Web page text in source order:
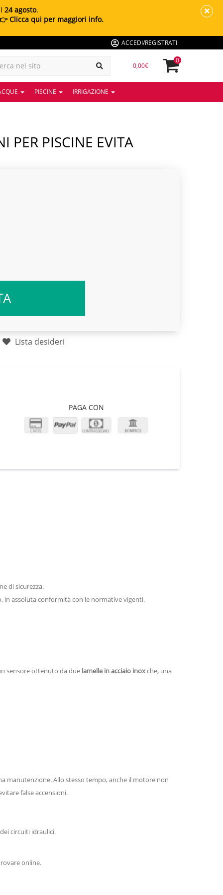
24 agosto.
Clicca qui per maggiori info.
ACCEDI/REGISTRATI
0,00€
0
PISCINE IRRIGAZIONE
Lista desideri
PAGA CON
di sicurezza.
in assoluta conformità con le normative vigenti.
sensore ottenuto da due lamelle in acciaio inoxche, una
manutenzione. Allo stesso tempo, anche il motore non
false accensioni.
circuiti idraulici.
online.